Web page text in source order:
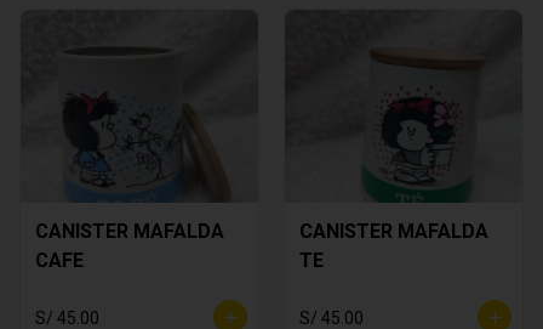
CANISTER MAFALDA
CAFE
S/ 45.00
CANISTER MAFALDA
TE
S/ 45.00